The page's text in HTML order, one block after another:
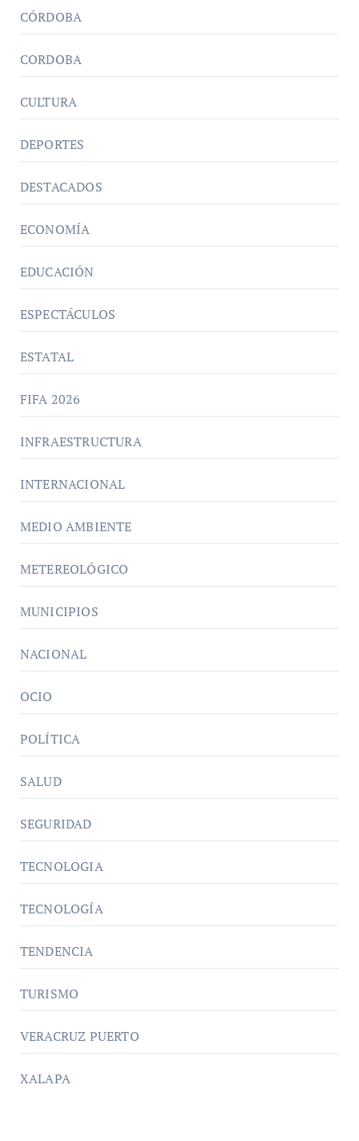
CÓRDOBA
CORDOBA
CULTURA
DEPORTES
DESTACADOS
ECONOMÍA
EDUCACIÓN
ESPECTÁCULOS
ESTATAL
FIFA 2026
INFRAESTRUCTURA
INTERNACIONAL
MEDIO AMBIENTE
METEREOLÓGICO
MUNICIPIOS
NACIONAL
OCIO
POLÍTICA
SALUD
SEGURIDAD
TECNOLOGIA
TECNOLOGÍA
TENDENCIA
TURISMO
VERACRUZ PUERTO
XALAPA